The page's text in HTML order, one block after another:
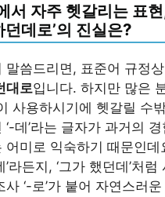
서 자주 헷갈리는 표현
던데로’의 진실은?
말씀드리면, 표준어 규정
대로입니다. 하지만 많은
사용하시기에 헷갈릴 수
‘-데’라는 글자가 과거의
어미로 익숙하기 때문인데
’라든지, ‘그가 했던데’처
사 ‘-로’가 붙어 자연스러